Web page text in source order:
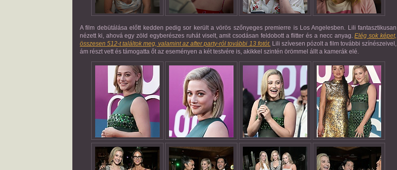
A film debütálása előtt kedden pedig sor került a vörös szőnyeges premierre is Los Angelesben. Lili fantasztikusan
nézett ki, ahová egy zöld egyberészes ruhát viselt, amit csodásan feldobott a flitter és a necc anyag.Elég sok képet,
összesen 512-t találtok meg, valamint az after party-ról további 13 fotót. Lili szívesen pózolt a film további színészeivel,
ám részt vett és támogatta őt az eseményen a két testvére is, akikkel szintén örömmel állt a kamerák elé.